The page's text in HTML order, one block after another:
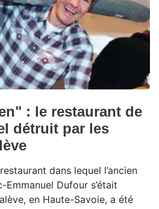
: le restaurant de
détruit par les
dans lequel l’ancien
Emmanuel Dufour s’était
en Haute-Savoie, a été